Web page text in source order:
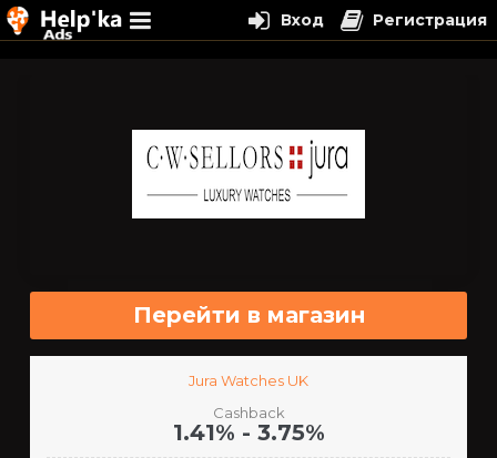
Перейти в магазин
Jura Watches UK
Cashback
1.41% - 3.75%
Вход Регистрация